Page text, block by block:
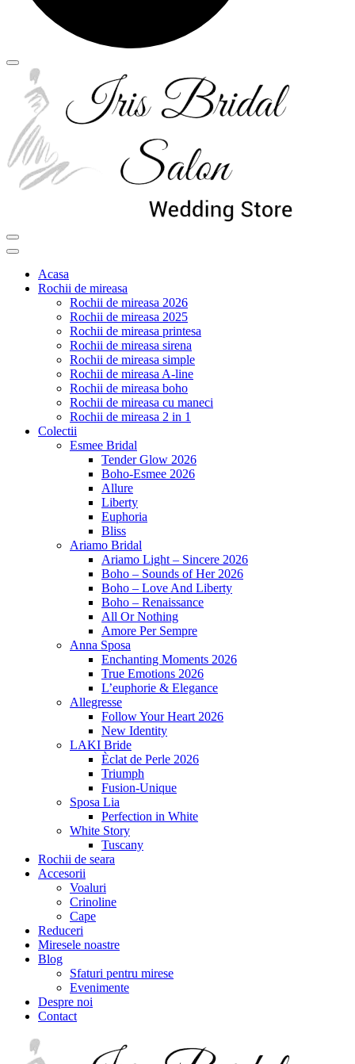
Acasa
Rochii de mireasa
Rochii de mireasa 2026
Rochii de mireasa 2025
Rochii de mireasa printesa
Rochii de mireasa sirena
Rochii de mireasa simple
Rochii de mireasa A-line
Rochii de mireasa boho
Rochii de mireasa cu maneci
Rochii de mireasa 2 in 1
Colectii
Esmee Bridal
Tender Glow 2026
Boho-Esmee 2026
Allure
Liberty
Euphoria
Bliss
Ariamo Bridal
Ariamo Light – Sincere 2026
Boho – Sounds of Her 2026
Boho – Love And Liberty
Boho – Renaissance
All Or Nothing
Amore Per Sempre
Anna Sposa
Enchanting Moments 2026
True Emotions 2026
L’euphorie & Elegance
Allegresse
Follow Your Heart 2026
New Identity
LAKI Bride
Èclat de Perle 2026
Triumph
Fusion-Unique
Sposa Lia
Perfection in White
White Story
Tuscany
Rochii de seara
Accesorii
Voaluri
Crinoline
Cape
Reduceri
Miresele noastre
Blog
Sfaturi pentru mirese
Evenimente
Despre noi
Contact